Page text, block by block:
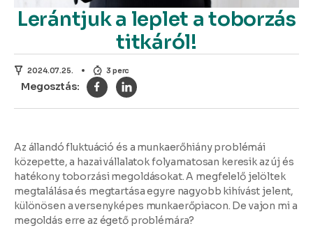
Lerántjuk a leplet a toborzás
titkáról!
2024.07.25. 3 perc
Az állandó fluktuáció és a munkaerőhiány problémái
közepette, a hazai vállalatok folyamatosan keresik az új és
hatékony toborzási megoldásokat. A megfelelő jelöltek
megtalálása és megtartása egyre nagyobb kihívást jelent,
különösen a versenyképes munkaerőpiacon. De vajon mi a
megoldás erre az égető problémára?